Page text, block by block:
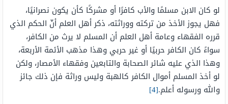
لو كان الابن مسلمًا والأب كافرًا أو مشركًا كأن يكون نصرانيًا،
فهل يجوز الأخذ من تركته ووراثته، ذكر أهل العلم أنّ الحكم الذي
قرره الفقهاء وعامة أهل العلم أن المسلم لا يرث من الكافر،
سواءً كان الكافر حربيًا أو غير حربي وهذا مذهب الأئمة الأربعة،
وهذا الذي عليه شائر الصحابة والتابعين وفقهاء الأمصار، ولكن
لو أخذ المسلم أموال الكافر كالهبة وليس وراثة فإن ذلك جائز
والله ورسوله أعلم.[4]